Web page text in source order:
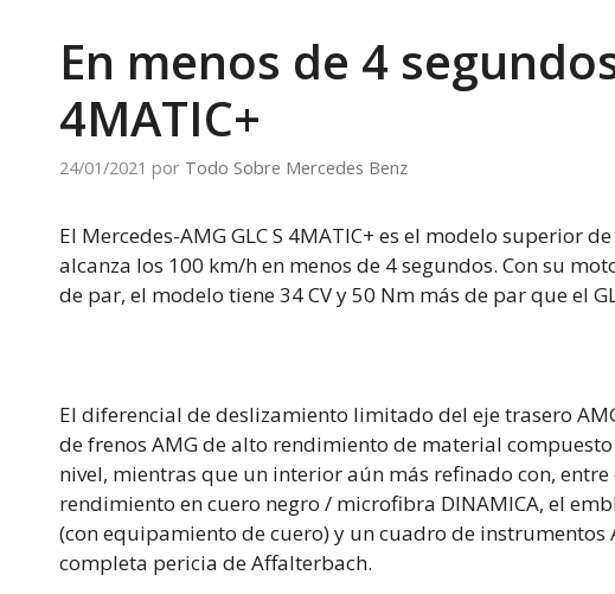
En menos de 4
4MATIC+
24/01/2021 por Todo Sobre Mercedes Benz
El Mercedes-AMG GLC S 4MATIC+ es el modelo superior
alcanza los 100 km/h en menos de 4 segundos. Con su
de par, el modelo tiene 34 CV y 50 Nm más de par que el
El diferencial de deslizamiento limitado del eje trasero
de frenos AMG de alto rendimiento de material
nivel, mientras que un interior aún más refinado con,
rendimiento en cuero negro / microfibra DINAMICA, el
(con equipamiento de cuero) y un cuadro de
completa pericia de Affalterbach.